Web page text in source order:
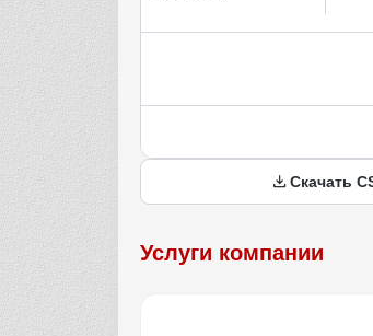
Скачать
Услуги компании